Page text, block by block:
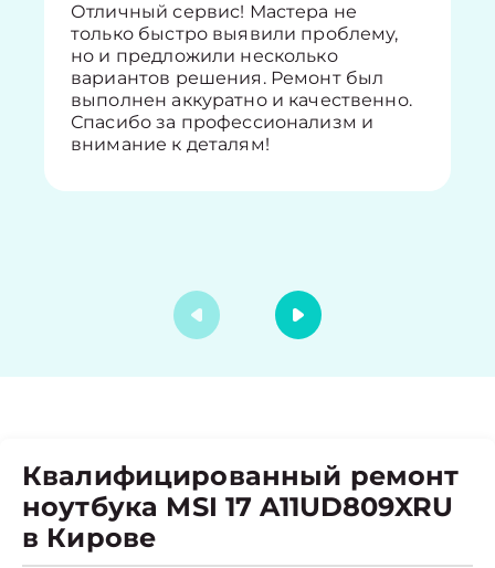
Отличный сервис! Мастера не
только быстро выявили проблему,
но и предложили несколько
вариантов решения. Ремонт был
выполнен аккуратно и качественно.
Спасибо за профессионализм и
внимание к деталям!
Квалифицированный ремонт
ноутбука MSI 17 A11UD809XRU
в Кирове